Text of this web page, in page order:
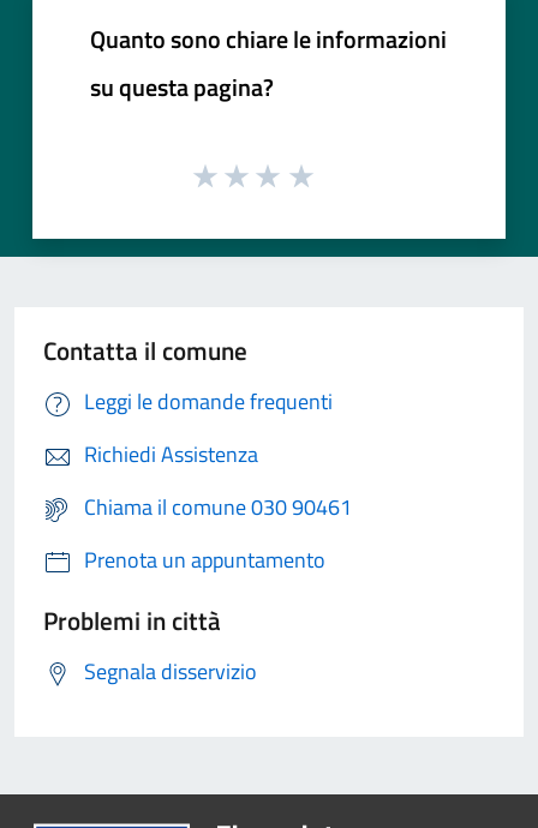
Quanto sono chiare le informazioni
su questa pagina?
Contatta il comune
Leggi le domande frequenti
Richiedi Assistenza
Chiama il comune 030 90461
Prenota un appuntamento
Problemi in città
Segnala disservizio